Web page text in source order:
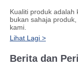
Kualiti produk adalah
bukan sahaja
kami.
Lihat Lagi >
Berita dan